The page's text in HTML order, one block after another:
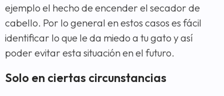
ejemplo el hecho de encender el secador de
cabello. Por lo general en estos casos es fácil
identificar lo que le da miedo a tu gato y así
poder evitar esta situación en el futuro.
Solo en ciertas circunstancias